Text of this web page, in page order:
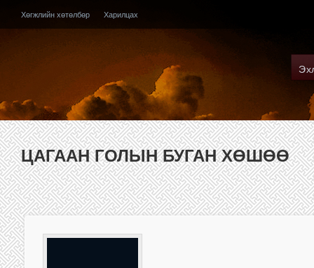
Хөгжлийн хөтөлбөр Харилцах
ЦАГААН ГОЛЫН БУГАН ХӨШӨӨ